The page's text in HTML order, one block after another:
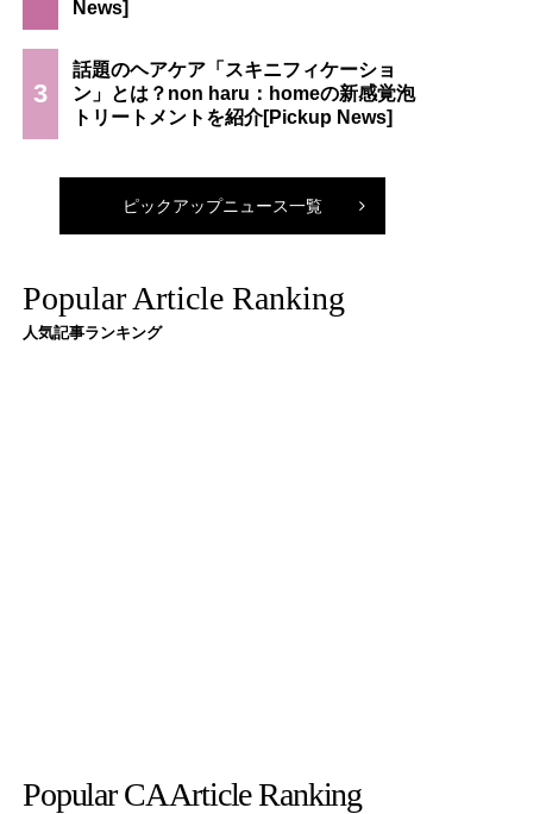
3
話題のヘアケア「スキニフィケーショ
ン」とは？non haru：homeの新感覚泡
トリートメントを紹介
ピックアップニュース一覧
Popular Article Ranking
人気記事ランキング
Popular CA Article Ranking